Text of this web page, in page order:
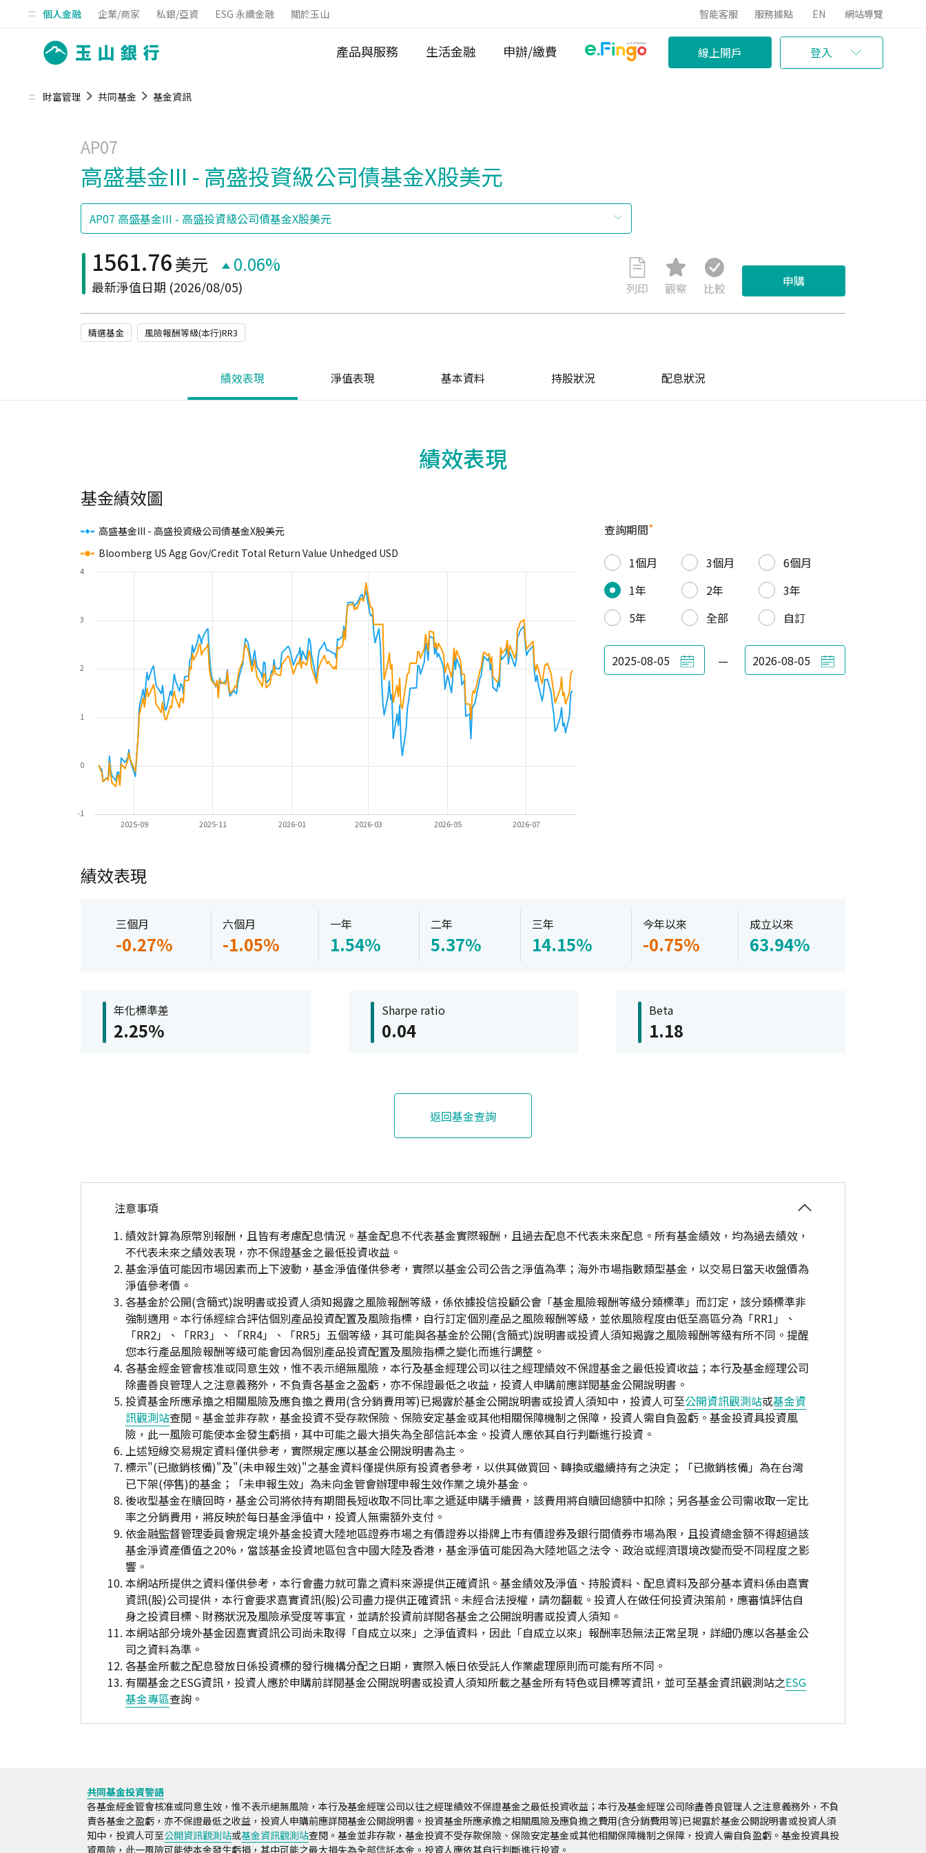
::: 個人金融 企業/商家 私銀/亞資 ESG 永續金融 關於玉山 智能客服 服務據點 EN 網站導覽
產品與服務 生活金融 申辦/繳費 線上開戶 登入
財富管理 共同基金 基金資訊
:::
AP07
高盛基金III - 高盛投資級公司債基金X股美元
1561.76美元 0.06%
最新淨值日期 (2026/08/05) 列印 觀察 比較 申購
精選基金 風險報酬等級(本行)RR3
績效表現 淨值表現 基本資料 持股狀況 配息狀況
績效表現
基金績效圖
高盛基金III - 高盛投資級公司債基金X股美元
Bloomberg US Agg Gov/Credit Total Return Value Unhedged USD
2025-09 2025-11 2026-01 2026-03 2026-05 2026-07
-1
0
1
2
3
4
查詢期間*
1個月 3個月
6個月
1年
2年
3年
5年
全部 自訂
—
績效表現
三個月
-0.27%
六個月
-1.05%
一年
1.54%
二年
5.37%
三年
14.15%
今年以來
-0.75%
成立以來
63.94%
年化標準差
2.25%
Sharpe ratio
0.04
Beta
1.18
返回基金查詢
注意事項
績效計算為原幣別報酬，且皆有考慮配息情況。基金配息不代表基金實際報酬，且過去配息不代表未來配息。所有基金績效，均為過去績效，
不代表未來之績效表現，亦不保證基金之最低投資收益。
基金淨值可能因市場因素而上下波動，基金淨值僅供參考，實際以基金公司公告之淨值為準；海外市場指數類型基金，以交易日當天收盤價為
淨值參考價。
各基金於公開(含簡式)說明書或投資人須知揭露之風險報酬等級，係依據投信投顧公會「基金風險報酬等級分類標準」而訂定，該分類標準非
強制適用。本行係經綜合評估個別產品投資配置及風險指標，自行訂定個別產品之風險報酬等級，並依風險程度由低至高區分為「RR1」、
「RR2」、「RR3」、「RR4」、「RR5」五個等級，其可能與各基金於公開(含簡式)說明書或投資人須知揭露之風險報酬等級有所不同。提醒
您本行產品風險報酬等級可能會因為個別產品投資配置及風險指標之變化而進行調整。
各基金經金管會核准或同意生效，惟不表示絕無風險，本行及基金經理公司以往之經理績效不保證基金之最低投資收益；本行及基金經理公司
除盡善良管理人之注意義務外，不負責各基金之盈虧，亦不保證最低之收益，投資人申購前應詳閱基金公開說明書。
投資基金所應承擔之相關風險及應負擔之費用(含分銷費用等)已揭露於基金公開說明書或投資人須知中，投資人可至公開資訊觀測站或基金資
訊觀測站查閱。基金並非存款，基金投資不受存款保險、保險安定基金或其他相關保障機制之保障，投資人需自負盈虧。基金投資具投資風
險，此一風險可能使本金發生虧損，其中可能之最大損失為全部信託本金。投資人應依其自行判斷進行投資。
上述短線交易規定資料僅供參考，實際規定應以基金公開說明書為主。
標示"(已撤銷核備)"及"(未申報生效)"之基金資料僅提供原有投資者參考，以供其做買回、轉換或繼續持有之決定；「已撤銷核備」為在台灣
已下架(停售)的基金；「未申報生效」為未向金管會辦理申報生效作業之境外基金。
後收型基金在贖回時，基金公司將依持有期間長短收取不同比率之遞延申購手續費，該費用將自贖回總額中扣除；另各基金公司需收取一定比
率之分銷費用，將反映於每日基金淨值中，投資人無需額外支付。
依金融監督管理委員會規定境外基金投資大陸地區證券市場之有價證券以掛牌上市有價證券及銀行間債券市場為限，且投資總金額不得超過該
基金淨資產價值之20%，當該基金投資地區包含中國大陸及香港，基金淨值可能因為大陸地區之法令、政治或經濟環境改變而受不同程度之影
響。
本網站所提供之資料僅供參考，本行會盡力就可靠之資料來源提供正確資訊。基金績效及淨值、持股資料、配息資料及部分基本資料係由嘉實
資訊(股)公司提供，本行會要求嘉實資訊(股)公司盡力提供正確資訊。未經合法授權，請勿翻載。投資人在做任何投資決策前，應審慎評估自
身之投資目標、財務狀況及風險承受度等事宜，並請於投資前詳閱各基金之公開說明書或投資人須知。
本網站部分境外基金因嘉實資訊公司尚未取得「自成立以來」之淨值資料，因此「自成立以來」報酬率恐無法正常呈現，詳細仍應以各基金公
司之資料為準。
各基金所載之配息發放日係投資標的發行機構分配之日期，實際入帳日依受託人作業處理原則而可能有所不同。
有關基金之ESG資訊，投資人應於申購前詳閱基金公開說明書或投資人須知所載之基金所有特色或目標等資訊，並可至基金資訊觀測站之ESG
基金專區查詢。
共同基金投資警語
各基金經金管會核准或同意生效，惟不表示絕無風險，本行及基金經理公司以往之經理績效不保證基金之最低投資收益；本行及基金經理公司除盡善良管理人之注意義務外，不負
責各基金之盈虧，亦不保證最低之收益，投資人申購前應詳閱基金公開說明書。投資基金所應承擔之相關風險及應負擔之費用(含分銷費用等)已揭露於基金公開說明書或投資人須
知中，投資人可至公開資訊觀測站或基金資訊觀測站查閱。基金並非存款，基金投資不受存款保險、保險安定基金或其他相關保障機制之保障，投資人需自負盈虧。基金投資具投
資風險，此一風險可能使本金發生虧損，其中可能之最大損失為全部信託本金。投資人應依其自行判斷進行投資。